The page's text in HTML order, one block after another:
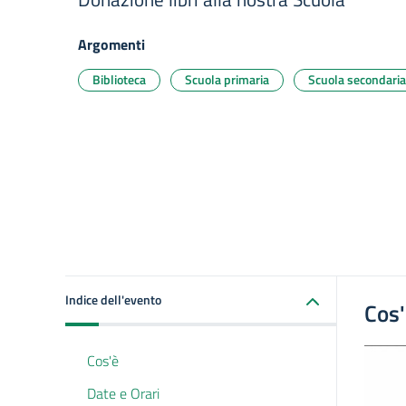
Argomenti
Biblioteca Scuola primaria Scuola secondaria
Indice dell'evento
Cos'è
Date e Orari